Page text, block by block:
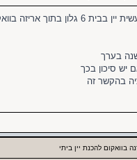
אריזה בוואקום
בערך
סיכון בכך
בהקשר זה